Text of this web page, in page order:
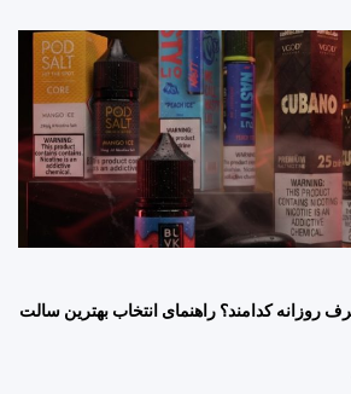
روزانه کدامند؟ راهنمای انتخاب بهترین سالت